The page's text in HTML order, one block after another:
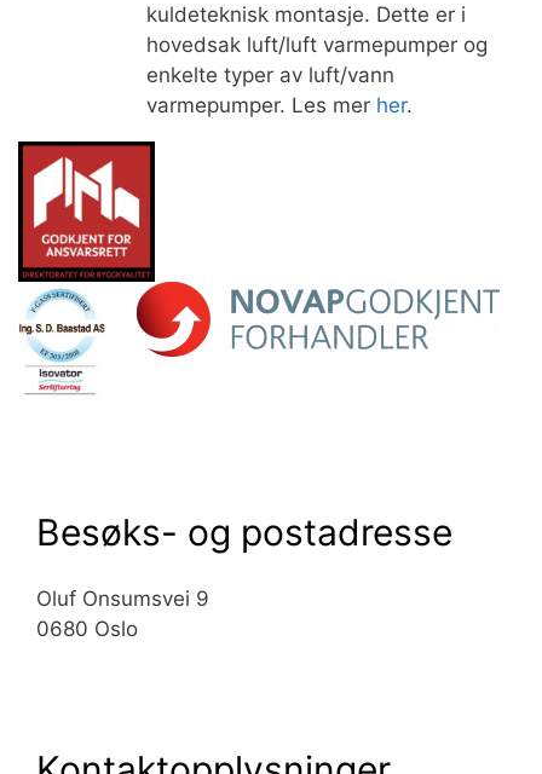
kuldeteknisk montasje. Dette er i
hovedsak luft/luft varmepumper og
enkelte typer av luft/vann
varmepumper. Les mer her.
Besøks- og postadresse
Oluf Onsumsvei 9
0680 Oslo